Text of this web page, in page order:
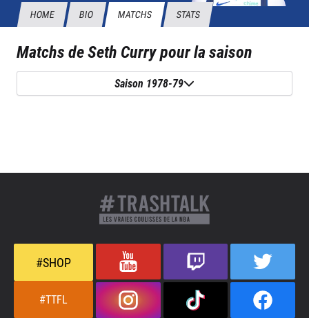
HOME BIO MATCHS STATS
Matchs deSeth Currypour la saison
Saison 1978-79
#SHOP
#TTFL